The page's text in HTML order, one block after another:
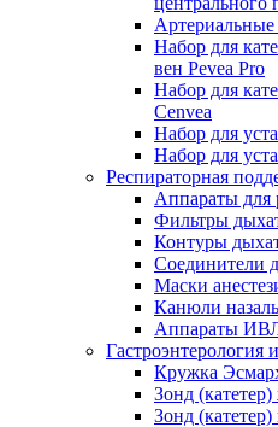
Артериальные
Набор для
вен Pevea Pro
Набор для
Cenvea
Набор для
Набор для
Респираторная
Аппараты
Фильтры
Контуры
Соединители
Маски
Канюли
Аппараты
Гастроэнтерология
Кружка
Зонд
Зонд